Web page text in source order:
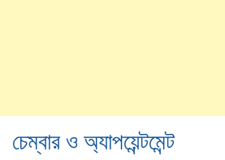
চেম্বার ও অ্যাপয়েন্টমেন্ট